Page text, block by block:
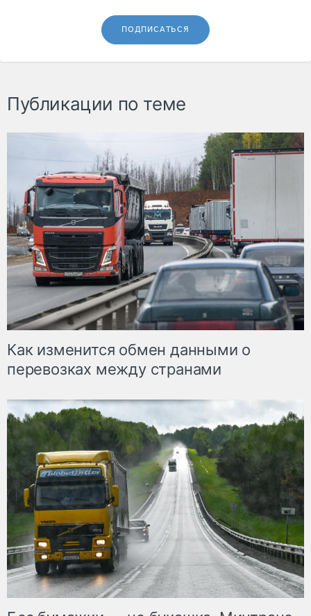
ПОДПИСАТЬСЯ
Публикации по теме
Как изменится обмен данными о
перевозках между странами